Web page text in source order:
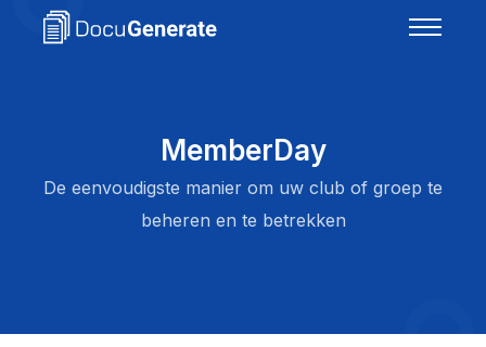
MemberDay
De eenvoudigste manier om uw club of groep te
beheren en te betrekken